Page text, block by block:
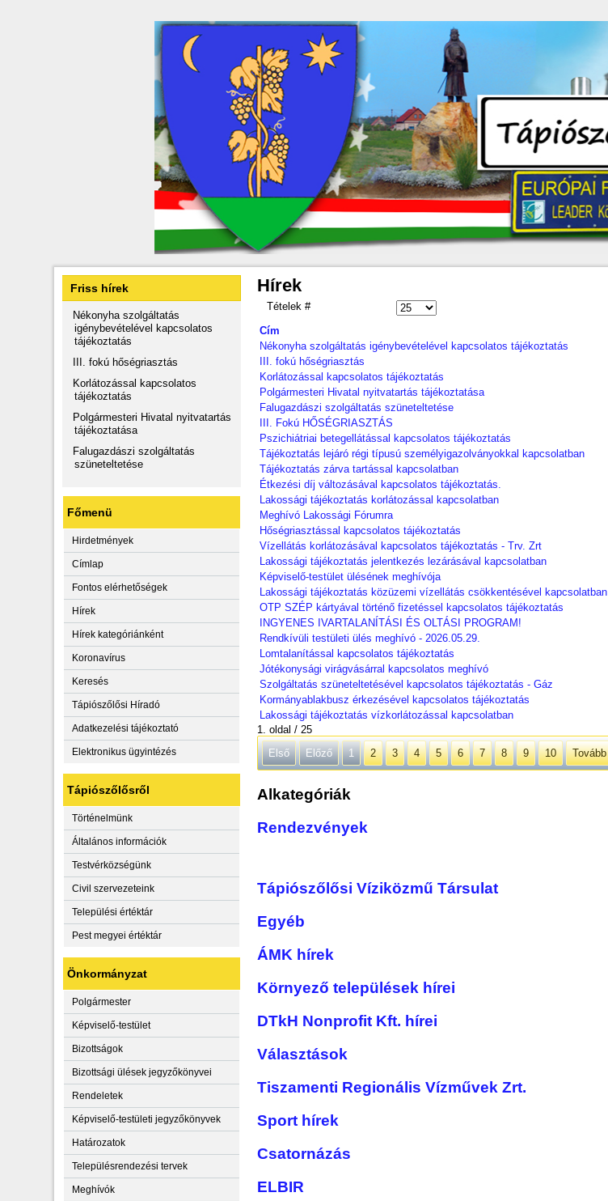
Friss hírek
Nékonyha szolgáltatás
igénybevételével kapcsolatos
tájékoztatás
III. fokú hőségriasztás
Korlátozással kapcsolatos
tájékoztatás
Polgármesteri Hivatal nyitvatartás
tájékoztatása
Falugazdászi szolgáltatás
szüneteltetése
Főmenü
Hirdetmények
Címlap
Fontos elérhetőségek
Hírek
Hírek kategóriánként
Koronavírus
Keresés
Tápiószőlősi Híradó
Adatkezelési tájékoztató
Elektronikus ügyintézés
Tápiószőlősről
Történelmünk
Általános információk
Testvérközségünk
Civil szervezeteink
Települési értéktár
Pest megyei értéktár
Önkormányzat
Polgármester
Képviselő-testület
Bizottságok
Bizottsági ülések jegyzőkönyvei
Rendeletek
Képviselő-testületi jegyzőkönyvek
Határozatok
Településrendezési tervek
Meghívók
Hírek
Tételek #
Cím
Nékonyha szolgáltatás igénybevételével kapcsolatos tájékoztatás
III. fokú hőségriasztás
Korlátozással kapcsolatos tájékoztatás
Polgármesteri Hivatal nyitvatartás tájékoztatása
Falugazdászi szolgáltatás szüneteltetése
III. Fokú HŐSÉGRIASZTÁS
Pszichiátriai betegellátással kapcsolatos tájékoztatás
Tájékoztatás lejáró régi típusú személyigazolványokkal kapcsolatban
Tájékoztatás zárva tartással kapcsolatban
Étkezési díj változásával kapcsolatos tájékoztatás.
Lakossági tájékoztatás korlátozással kapcsolatban
Meghívó Lakossági Fórumra
Hőségriasztással kapcsolatos tájékoztatás
Vízellátás korlátozásával kapcsolatos tájékoztatás - Trv. Zrt
Lakossági tájékoztatás jelentkezés lezárásával kapcsolatban
Képviselő-testület ülésének meghívója
Lakossági tájékoztatás közüzemi vízellátás csökkentésével kapcsolatban
OTP SZÉP kártyával történő fizetéssel kapcsolatos tájékoztatás
INGYENES IVARTALANÍTÁSI ÉS OLTÁSI PROGRAM!
Rendkívüli testületi ülés meghívó - 2026.05.29.
Lomtalanítással kapcsolatos tájékoztatás
Jótékonysági virágvásárral kapcsolatos meghívó
Szolgáltatás szüneteltetésével kapcsolatos tájékoztatás - Gáz
Kormányablakbusz érkezésével kapcsolatos tájékoztatás
Lakossági tájékoztatás vízkorlátozással kapcsolatban
1. oldal / 25
Első
Előző 1 2 3 4 5 6 7 8 9 10 Tovább
Alkategóriák
Rendezvények
Tápiószőlősi Víziközmű Társulat
Egyéb
ÁMK hírek
Környező települések hírei
DTkH Nonprofit Kft. hírei
Választások
Tiszamenti Regionális Vízművek Zrt.
Sport hírek
Csatornázás
ELBIR